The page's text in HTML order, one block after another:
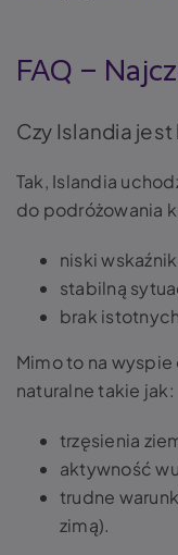
FAQ –
Czy Islandia
Tak, Islandia
do podróżowania
niski
stabilną
brak
Mimo to na
naturalne takie jak:
trzęsienia
aktywność
trudne
zimą).